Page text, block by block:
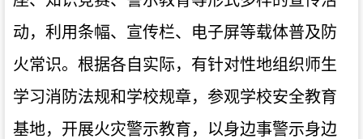
动，利用条幅、宣传栏、电子屏等载体普及防
火常识。根据各自实际，有针对性地组织师生
学习消防法规和学校规章，参观学校安全教育
基地，开展火灾警示教育，以身边事警示身边